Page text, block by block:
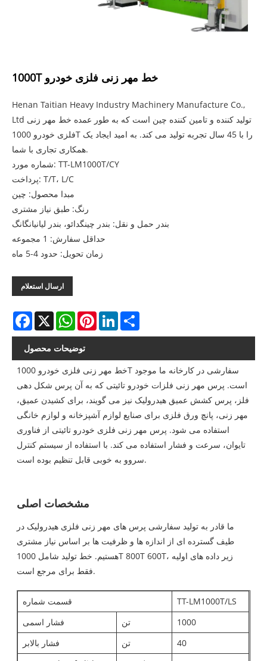
1000T خط مهر زنی فلزی خودرو
Henan Taitian Heavy Industry Machinery Manufacture Co.,
Ltd تولید کننده و تامین کننده چین است که به طور عمده خط مهر زنی
فلزی خودرو 1000T را با 45 سال تجربه تولید می کند. به امید ایجاد یک
همکاری تجاری با شما.
شماره مورد: TT-LM1000T/CY
پرداخت: T/T، L/C
مبدا محصول: چین
رنگ: طبق نیاز مشتری
بندر حمل و نقل: بندر چینگدائو، بندر لیانیانگانگ
حداقل سفارش: 1 مجموعه
زمان تحویل: حدود 4-5 ماه
ارسال استعلام
Facebook
X WhatsAppPinterestLinkedIn
توضیحات محصول
خط مهر زنی فلزی خودرو 1000T سفارشی در کارخانه ما موجود
است. پرس مهر زنی فلزات خودرو تائیتی که به آن پرس شکل دهی
فلز، پرس کشش عمیق هیدرولیک نیز می گویند، برای کشیدن عمیق،
مهر زنی، پانچ ورق فلزی برای صنایع لوازم آشپزخانه و لوازم خانگی
استفاده می شود. پرس مهر زنی فلزی خودرو تائیتی از فناوری
تایوان، سرعت و فشار استفاده می کند. با استفاده از سیستم کنترل
سروو به خوبی قابل تنظیم بوده است.
مشخصات اصلی
ما قادر به تولید سفارشی پرس های مهر زنی فلزی هیدرولیک در
طیف گسترده ای از اندازه ها و ظرفیت ها بر اساس نیاز مشتری
هستیم. خط تولید شامل 1000T 800T 600T، زیر داده های اولیه
فقط برای مرجع است.
قسمت شماره
TT-LM1000T/LS
فشار اسمی
تن
1000
فشار بالابر
تن
40